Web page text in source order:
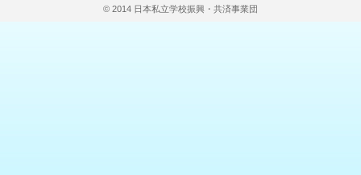
© 2014 日本私立学校振興・共済事業団